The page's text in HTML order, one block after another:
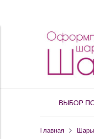
ВЫБОР
Главная Шары